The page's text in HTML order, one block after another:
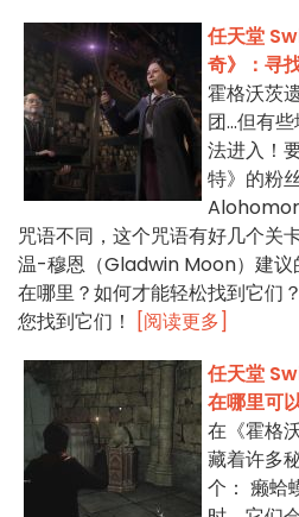
任天堂
奇》：寻
霍格沃茨
团...但有
法进入！
特》的粉
咒语不同，这个咒语有好几个关
温-穆恩（Gladwin Moon）建议
在哪里？如何才能轻松找到它们
您找到它们！
[阅读更多]
任天堂
在哪里可
在《霍格
藏着许多
个： 癞蛤